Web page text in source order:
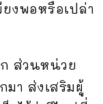
งพอหรือเปล่า
ก ส่วนหน่วย
า ส่งเสริมผู้